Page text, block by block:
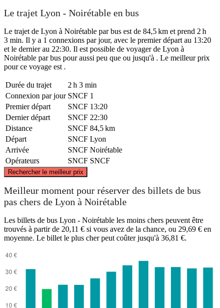
Le trajet Lyon - Noirétable en bus
Le trajet de Lyon à Noirétable par bus est de 84,5 km et prend 2 h
3 min. Il y a 1 connexions par jour, avec le premier départ au 13:20
et le dernier au 22:30. Il est possible de voyager de Lyon à
Noirétable par bus pour aussi peu que ou jusqu'à . Le meilleur prix
pour ce voyage est .
Durée du trajet
2 h 3 min
Connexion par jour SNCF 1
Premier départ
SNCF 13:20
Dernier départ
SNCF 22:30
Distance
SNCF 84,5 km
Départ
SNCF Lyon
Arrivée
SNCF Noirétable
Opérateurs
SNCF SNCF
Rechercher le meilleur prix
Lyon
Noirétable
Meilleur moment pour réserver des billets de bus
pas chers de Lyon à Noirétable
Les billets de bus Lyon - Noirétable les moins chers peuvent être
trouvés à partir de 20,11 € si vous avez de la chance, ou 29,69 € en
moyenne. Le billet le plus cher peut coûter jusqu'à 36,81 €.